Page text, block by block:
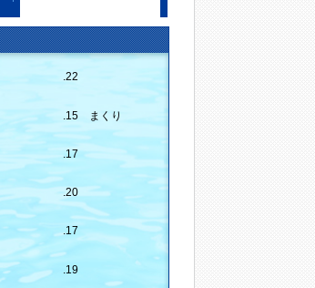
.22
.15 まくり
.17
.20
.17
.19